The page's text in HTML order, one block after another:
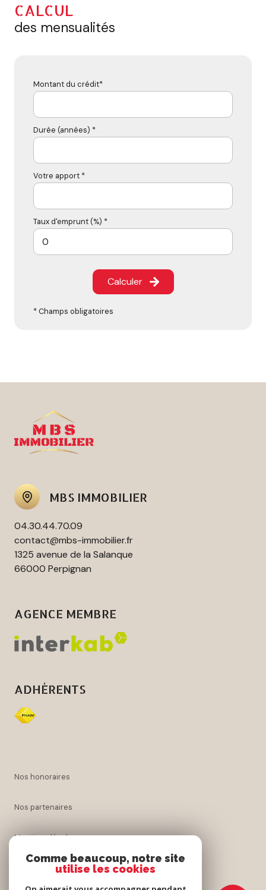
CALCUL
des mensualités
Montant du crédit*
Durée (années) *
Votre apport *
Taux d'emprunt (%) *
Calculer
* Champs obligatoires
MBS IMMOBILIER
04.30.44.70.09
contact@mbs-immobilier.fr
1325 avenue de la Salanque
66000 Perpignan
AGENCE MEMBRE
ADHÉRENTS
nos honoraires
nos partenaires
mentions légales
Comme beaucoup, notre site
utilise les cookies